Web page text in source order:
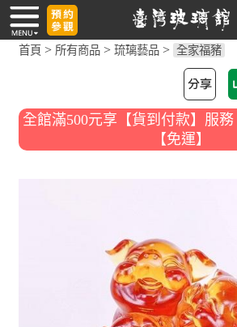
首頁 > 所有商品 >琉璃藝品 > 全家福豬
全館滿500元享【貨到付款】服
【免運】